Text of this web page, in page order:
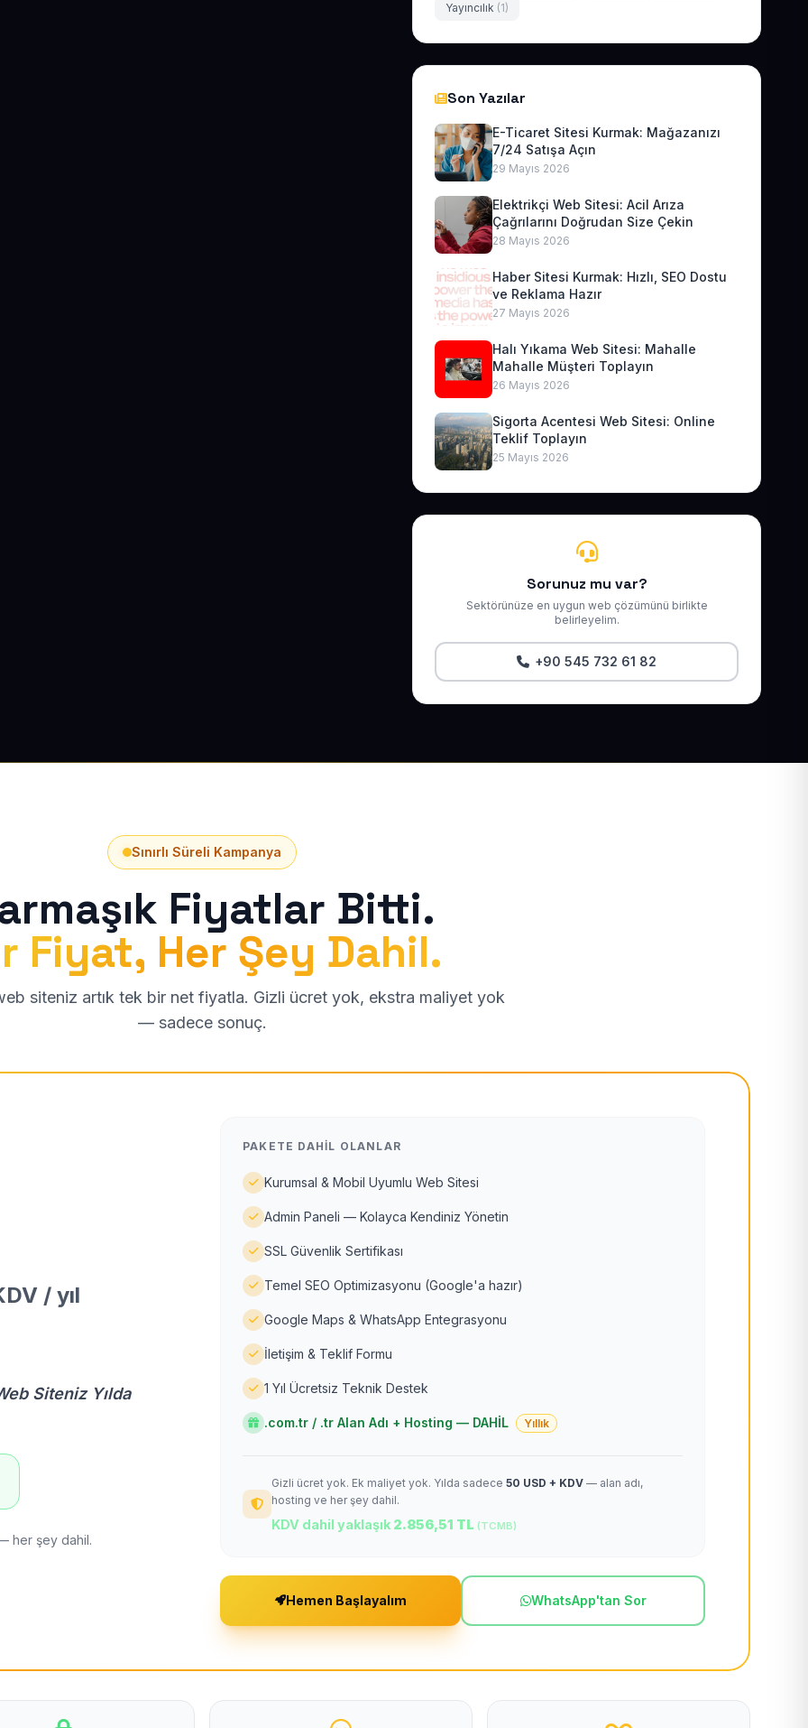
Yayıncılık (1)
Son Yazılar
E-Ticaret Sitesi Kurmak: Mağazanızı
7/24 Satışa Açın
29 Mayıs 2026
Elektrikçi Web Sitesi: Acil Arıza
Çağrılarını Doğrudan Size Çekin
28 Mayıs 2026
Haber Sitesi Kurmak: Hızlı, SEO Dostu
ve Reklama Hazır
27 Mayıs 2026
Halı Yıkama Web Sitesi: Mahalle
Mahalle Müşteri Toplayın
26 Mayıs 2026
Sigorta Acentesi Web Sitesi: Online
Teklif Toplayın
25 Mayıs 2026
Sorunuz mu var?
Sektörünüze en uygun web çözümünü birlikte
belirleyelim.
+90 545 732 61 82
Sınırlı Süreli Kampanya
Fiyatlar Bitti.
Fiyat, Her Şey Dahil.
siteniz artık tek bir net fiyatla. Gizli ücret yok, ekstra maliyet yok
— sadece sonuç.
/ yıl
Siteniz Yılda
her şey dahil.
PAKETE DAHIL OLANLAR
Kurumsal & Mobil Uyumlu Web Sitesi
Admin Paneli — Kolayca Kendiniz Yönetin
SSL Güvenlik Sertifikası
Temel SEO Optimizasyonu (Google'a hazır)
Google Maps & WhatsApp Entegrasyonu
İletişim & Teklif Formu
1 Yıl Ücretsiz Teknik Destek
.com.tr / .tr Alan Adı + Hosting — DAHİL Yıllık
Gizli ücret yok. Ek maliyet yok. Yılda sadece 50 USD + KDV — alan adı,
hosting ve her şey dahil.
KDV dahil yaklaşık 2.856,51 TL (TCMB)
Hemen Başlayalım WhatsApp'tan Sor